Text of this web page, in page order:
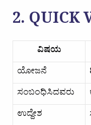
2. QUICK
ವಿಷಯ
ಯೋಜನೆ
ಸಂಬಂಧಿಸಿದವರು
ಉದ್ದೇಶ